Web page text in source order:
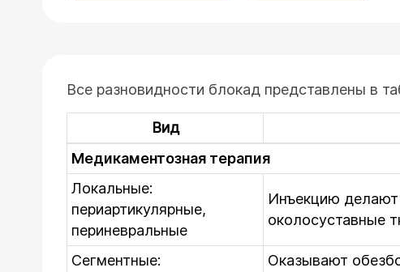
Все разновидности блокад представлены в
Вид
Медикаментозная терапия
Локальные:
периартикулярные,
периневральные
Инъекцию делают
околосуставные
Сегментные:
Оказывают